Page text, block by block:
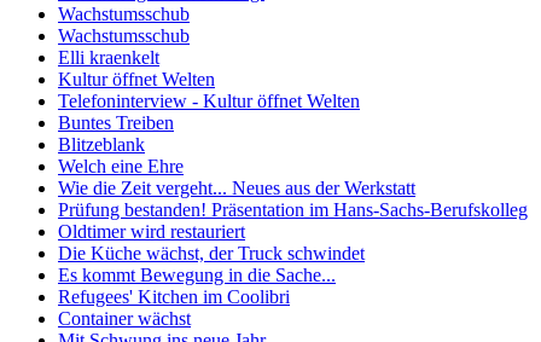
Wachstumsschub
Wachstumsschub
Elli kraenkelt
Kultur öffnet Welten
Telefoninterview - Kultur öffnet Welten
Buntes Treiben
Blitzeblank
Welch eine Ehre
Wie die Zeit vergeht... Neues aus der Werkstatt
Prüfung bestanden! Präsentation im Hans-Sachs-Berufskolleg
Oldtimer wird restauriert
Die Küche wächst, der Truck schwindet
Es kommt Bewegung in die Sache...
Refugees' Kitchen im Coolibri
Container wächst